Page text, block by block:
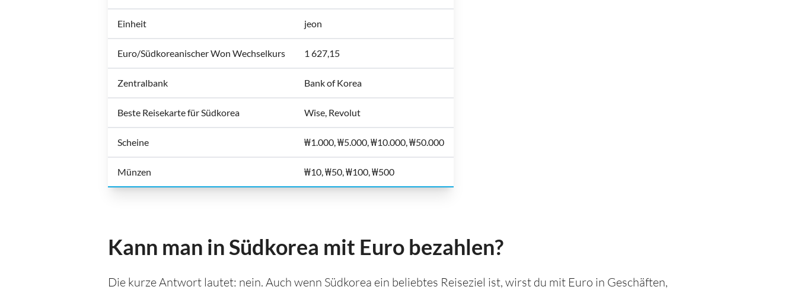
Einheit jeon
Euro/Südkoreanischer Won Wechselkurs 1 627,15
Zentralbank Bank of Korea
Beste Reisekarte für Südkorea Wise, Revolut
Scheine ₩1.000, ₩5.000, ₩10.000, ₩50.000
Münzen ₩10, ₩50, ₩100, ₩500
Kann man in Südkorea mit Euro bezahlen?
Die kurze Antwort lautet: nein. Auch wenn Südkorea ein beliebtes Reiseziel ist, wirst du mit Euro in Geschäften,